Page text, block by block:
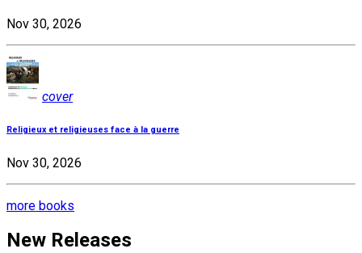
Nov 30, 2026
cover
Religieux et religieuses face à la guerre
Nov 30, 2026
more books
New Releases